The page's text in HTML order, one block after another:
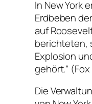
In New York
Erdbeben
auf
berichteten,
Explosion
gehört.“
Die